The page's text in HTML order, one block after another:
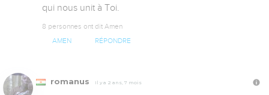
qui nous unit à Toi.
8 personnes ont dit Amen
AMEN RÉPONDRE
romanus Il y a 2 ans, 7 mois